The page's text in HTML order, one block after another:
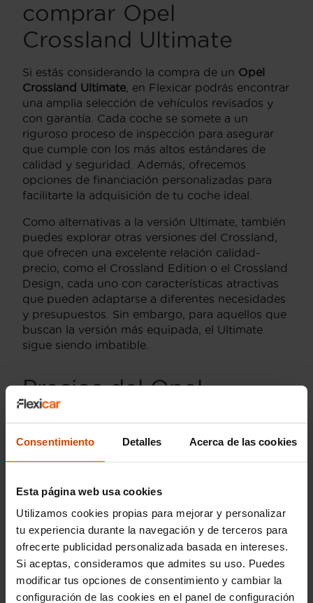
Consentimiento Detalles Acerca de las cookies
Esta página web usa cookies
Utilizamos cookies propias para mejorar y personalizar
tu experiencia durante la navegación y de terceros para
ofrecerte publicidad personalizada basada en intereses.
Si aceptas, consideramos que admites su uso. Puedes
modificar tus opciones de consentimiento y cambiar la
configuración de las cookies en el panel de configuración
comprar Opel
Crossland Ultimate
Si estás considerando la compra de un Opel
Crossland Ultimate, en Flexicar podrás encontrar
una amplia selección de vehículos revisados y
con garantía. Cada coche se somete a un
riguroso proceso de inspección para asegurar
que cumple con los más altos estándares de
calidad y seguridad. Además, ofrecemos
opciones de financiación personalizadas para
facilitarte la adquisición de tu coche ideal.
Como alternativas a la versión Ultimate, también
puedes explorar otras versiones del Crossland,
que ofrecen una excelente relación calidad-
precio, como el Crossland Edition o el Crossland
Design, cada uno con características atractivas
que pueden adaptarse a diferentes necesidades
y presupuestos. Sin embargo, para aquellos que
buscan la versión más equipada, el Ultimate
sigue siendo imbatible.
Precios del Opel
Crossland Ultimate de
segunda mano
popular entre los compradores de coches de
versión varían según el año de matriculación, el
kilometraje y el estado del vehículo.
Generalmente, puedes encontrar un Opel
Crossland Ultimate de segunda mano por un
precio que oscila entre los 15,000 y los 20,000
euros. Este rango de precios ofrece a los